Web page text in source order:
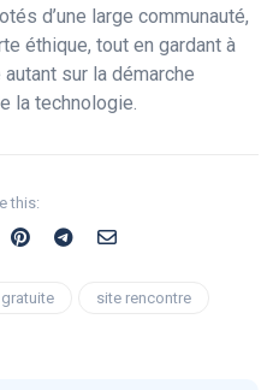
d’une large communauté,
éthique, tout en gardant à
sur la démarche
la technologie.
this:
site rencontre